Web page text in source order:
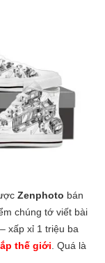
Zenphoto bán
chúng tớ viết bài
– xấp xỉ 1 triệu ba
thế giới . Quá là